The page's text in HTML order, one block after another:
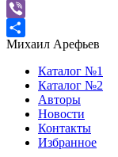
WhatsApp
Viber
Отправить
Михаил Арефьев
Каталог №1
Каталог №2
Авторы
Новости
Контакты
Избранное